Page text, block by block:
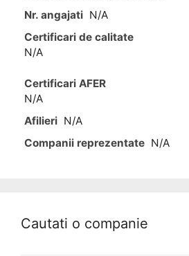
Nr. angajati N/A
Certificari de calitate
N/A
Certificari AFER
N/A
Afilieri N/A
Companii reprezentate N/A
Cautati o companie